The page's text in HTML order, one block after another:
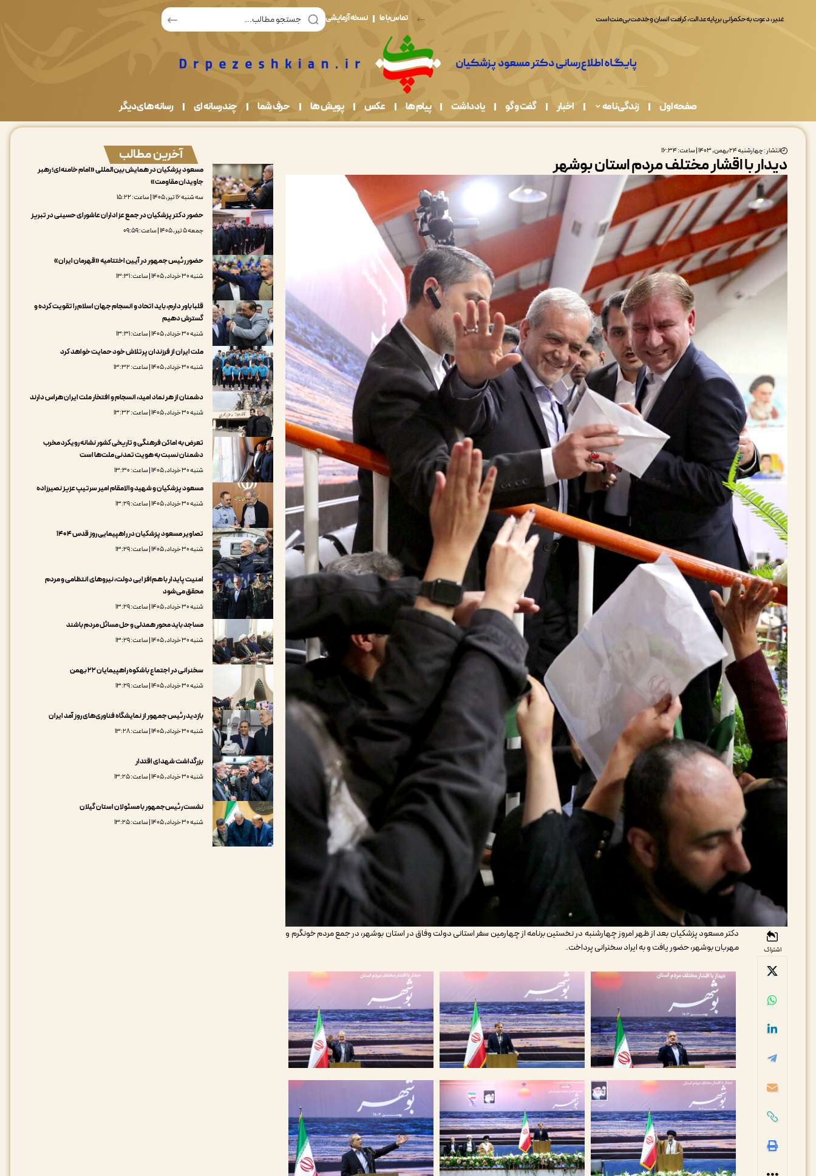
غدیر، دعوت به حکمرانی بر پایه عدالت، کرامت انسان و خدمت بی‌منت است تماس با ما نسخه آزمایشی
صفحه اول زندگی نامه اخبار گفت و گو یادداشت پیام ها عکس پویش ها حرف شما چندرسانه ای رسانه های دیگر
انتشار : چهارشنبه ۲۴ بهمن, ۱۴۰۳ | ساعت: ۱۶:۳۴
دیدار با اقشار مختلف مردم استان بوشهر
اشتراک
دکتر مسعود پزشکیان بعد از ظهر امروز چهارشنبه در نخستین برنامه از چهارمین سفر استانی دولت وفاق در استان بوشهر، در جمع مردم خونگرم و
مهربان بوشهر، حضور یافت و به ایراد سخنرانی پرداخت.
آخرین مطالب
مسعود پزشکیان در همایش بین‌المللی «امام خامنه‌ای؛ رهبر
جاویدان مقاومت»
سه شنبه ۱۶ تیر, ۱۴۰۵ | ساعت: ۱۵:۲۲
حضور دکتر پزشکیان در جمع عزاداران عاشورای حسینی در تبریز
جمعه ۵ تیر, ۱۴۰۵ | ساعت: ۰۹:۵۹
حضور رئیس جمهور در آیین اختتامیه «قهرمان ایران»
شنبه ۳۰ خرداد, ۱۴۰۵ | ساعت: ۱۳:۳۱
قلبا باور دارم، باید اتحاد و انسجام جهان اسلام را تقویت کرده و
گسترش دهیم
شنبه ۳۰ خرداد, ۱۴۰۵ | ساعت: ۱۳:۳۱
ملت ایران از فرزندان پرتلاش خود حمایت خواهد کرد
شنبه ۳۰ خرداد, ۱۴۰۵ | ساعت: ۱۳:۳۲
دشمنان از هر نماد امید، انسجام و افتخار ملت ایران هراس دارند
شنبه ۳۰ خرداد, ۱۴۰۵ | ساعت: ۱۳:۳۲
تعرض به اماکن فرهنگی و تاریخی کشور نشانه رویکرد مخرب
دشمنان نسبت به هویت تمدنی ملت‌ها است
شنبه ۳۰ خرداد, ۱۴۰۵ | ساعت: ۱۳:۳۰
مسعود پزشکیان و شهید والامقام امیر سرتیپ عزیز نصیرزاده
شنبه ۳۰ خرداد, ۱۴۰۵ | ساعت: ۱۳:۲۹
تصاویر مسعود پزشکیان در راهپیمایی روز قدس ۱۴۰۴
شنبه ۳۰ خرداد, ۱۴۰۵ | ساعت: ۱۳:۲۹
امنیت پایدار با هم‌افزایی دولت، نیروهای انتظامی و مردم
محقق می‌شود
شنبه ۳۰ خرداد, ۱۴۰۵ | ساعت: ۱۳:۲۹
مساجد باید محور همدلی و حل مسائل مردم باشند
شنبه ۳۰ خرداد, ۱۴۰۵ | ساعت: ۱۳:۲۹
سخنرانی در اجتماع باشکوه راهپیمایان ۲۲ بهمن
شنبه ۳۰ خرداد, ۱۴۰۵ | ساعت: ۱۳:۲۹
بازدید رئیس جمهور از نمایشگاه فناوری‌های روز آمد ایران
شنبه ۳۰ خرداد, ۱۴۰۵ | ساعت: ۱۳:۲۸
بزرگداشت شهدای اقتدار
شنبه ۳۰ خرداد, ۱۴۰۵ | ساعت: ۱۳:۲۵
نشست رئیس‌جمهور با مسئولان استان گیلان
شنبه ۳۰ خرداد, ۱۴۰۵ | ساعت: ۱۳:۲۵